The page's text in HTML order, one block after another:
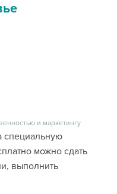
и маркетингу
специальную
можно сдать
выполнить